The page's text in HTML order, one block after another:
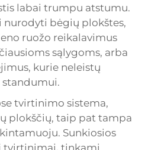
labai trumpu atstumu.
nurodyti bėgių plokštes,
ruožo reikalavimus
sąlygoms, arba
kurie neleistų
tvirtinimo sistema,
plokščių, taip pat tampa
Sunkiosios